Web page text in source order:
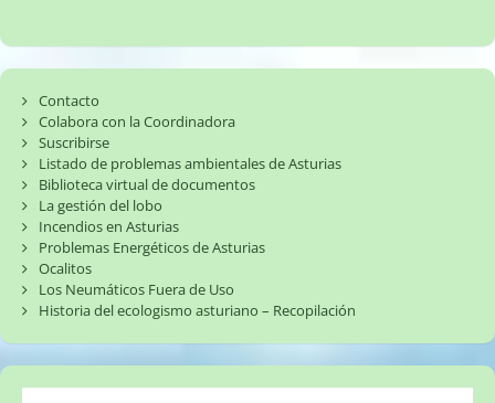
Nalón
☣️
Contacto
Colabora con la Coordinadora
Suscribirse
Listado de problemas ambientales de Asturias
Biblioteca virtual de documentos
La gestión del lobo
Incendios en Asturias
Problemas Energéticos de Asturias
Ocalitos
Los Neumáticos Fuera de Uso
Historia del ecologismo asturiano – Recopilación